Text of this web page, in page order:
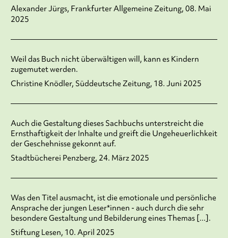
Alexander Jürgs, Frankfurter Allgemeine Zeitung, 08. Mai
2025
Weil das Buch nicht überwältigen will, kann es Kindern
zugemutet werden.
Christine Knödler, Süddeutsche Zeitung, 18. Juni 2025
Auch die Gestaltung dieses Sachbuchs unterstreicht die
Ernsthaftigkeit der Inhalte und greift die Ungeheuerlichkeit
der Geschehnisse gekonnt auf.
Stadtbücherei Penzberg, 24. März 2025
Was den Titel ausmacht, ist die emotionale und persönliche
Ansprache der jungen Leser*innen - auch durch die sehr
besondere Gestaltung und Bebilderung eines Themas [...].
Stiftung Lesen, 10. April 2025